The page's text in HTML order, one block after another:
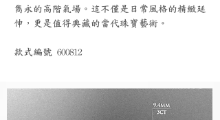
雋永的高階氣場。這不僅是日常風格的精緻延
伸，更是值得典藏的當代珠寶藝術。
款式編號 600812